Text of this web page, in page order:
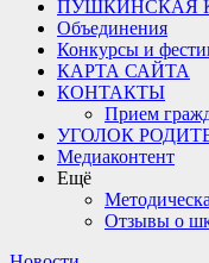
ПУШКИНСКАЯ
Объединения
Конкурсы и
КАРТА САЙТА
КОНТАКТЫ
Прием
УГОЛОК
Медиаконтент
Ещё
Отзывы о